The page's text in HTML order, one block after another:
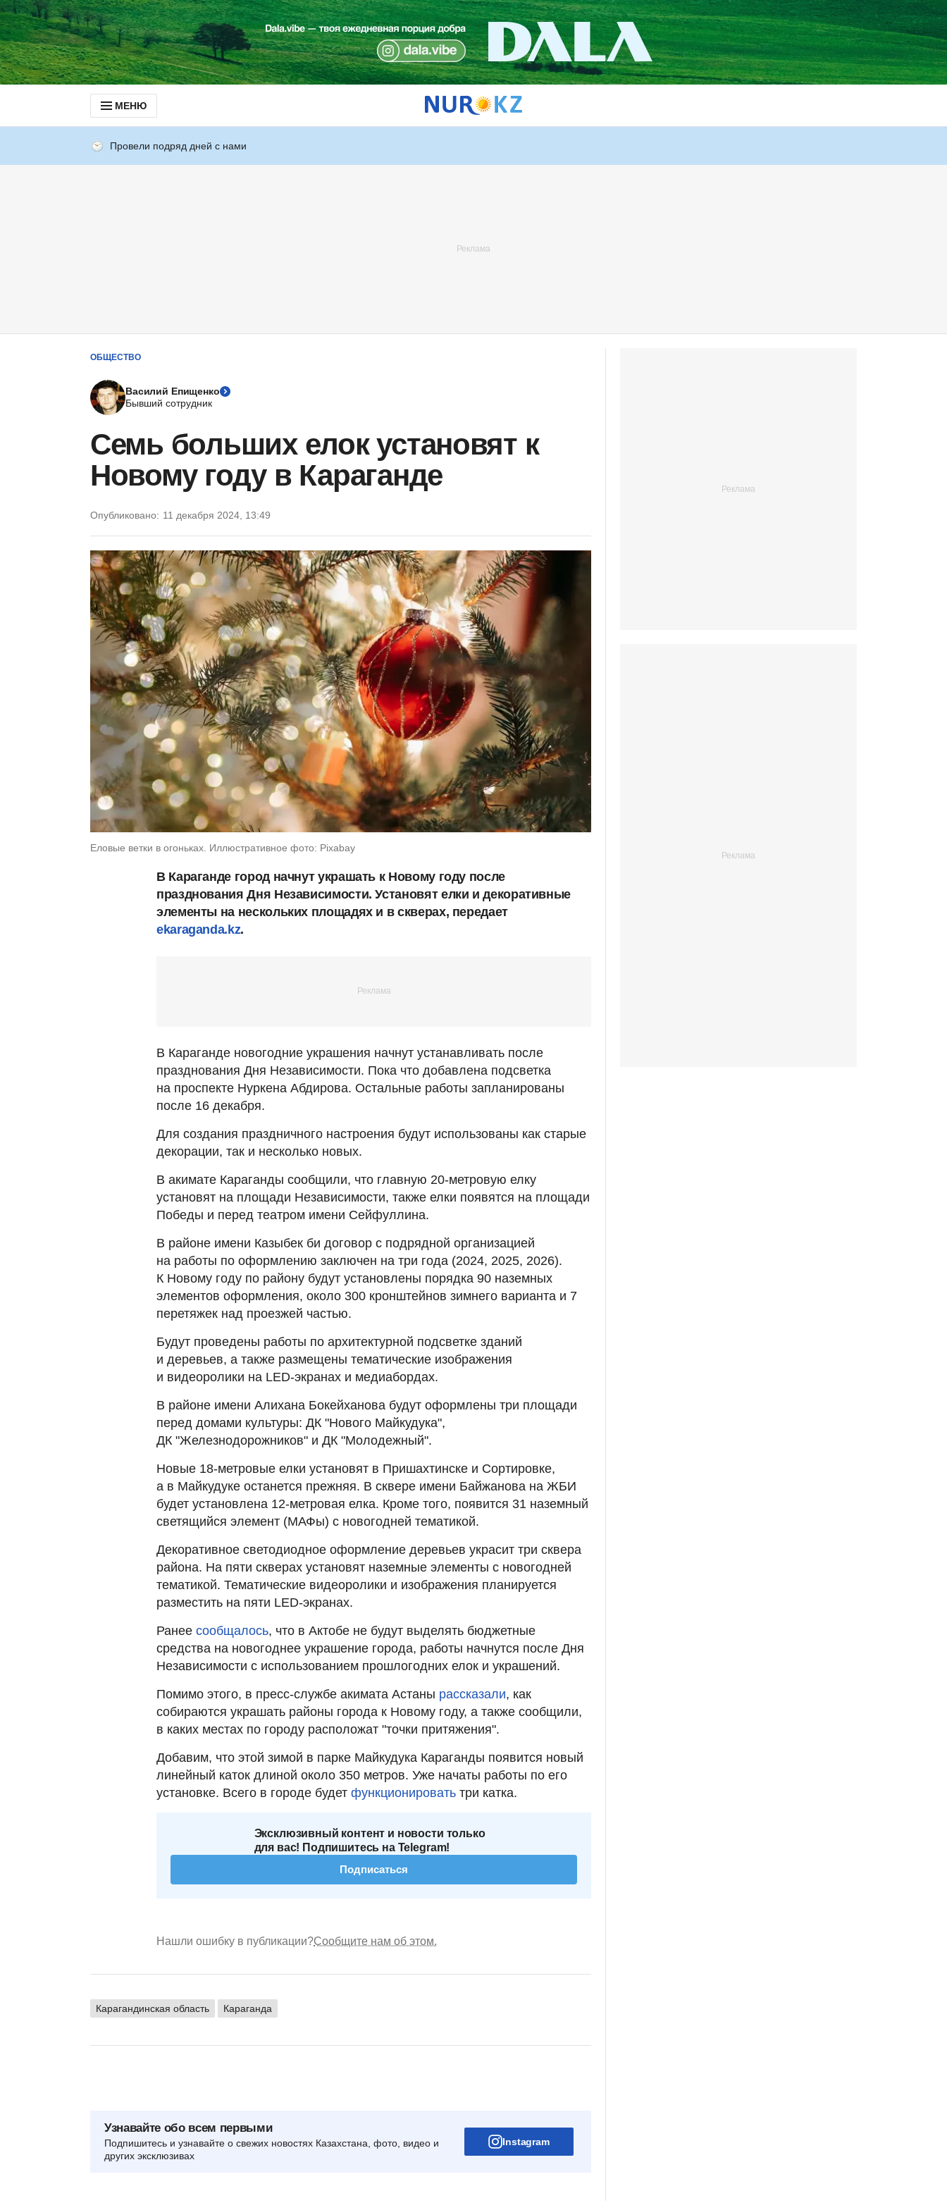
МЕНЮ
Провели подряд дней с нами
ОБЩЕСТВО
Василий Епищенко
Бывший сотрудник
Семь больших елок установят к
Новому году в Караганде
Опубликовано: 11 декабря 2024, 13:49
Еловые ветки в огоньках. Иллюстративное фото: Pixabay
В Караганде город начнут украшать к Новому году после
празднования Дня Независимости. Установят елки и декоративные
элементы на нескольких площадях и в скверах, передает
ekaraganda.kz.
В Караганде новогодние украшения начнут устанавливать после
празднования Дня Независимости. Пока что добавлена подсветка
на проспекте Нуркена Абдирова. Остальные работы запланированы
после 16 декабря.
Для создания праздничного настроения будут использованы как старые
декорации, так и несколько новых.
В акимате Караганды сообщили, что главную 20-метровую елку
установят на площади Независимости, также елки появятся на площади
Победы и перед театром имени Сейфуллина.
В районе имени Казыбек би договор с подрядной организацией
на работы по оформлению заключен на три года (2024, 2025, 2026).
К Новому году по району будут установлены порядка 90 наземных
элементов оформления, около 300 кронштейнов зимнего варианта и 7
перетяжек над проезжей частью.
Будут проведены работы по архитектурной подсветке зданий
и деревьев, а также размещены тематические изображения
и видеоролики на LED-экранах и медиабордах.
В районе имени Алихана Бокейханова будут оформлены три площади
перед домами культуры: ДК "Нового Майкудука",
ДК "Железнодорожников" и ДК "Молодежный".
Новые 18-метровые елки установят в Пришахтинске и Сортировке,
а в Майкудуке останется прежняя. В сквере имени Байжанова на ЖБИ
будет установлена 12-метровая елка. Кроме того, появится 31 наземный
светящийся элемент (МАФы) с новогодней тематикой.
Декоративное светодиодное оформление деревьев украсит три сквера
района. На пяти скверах установят наземные элементы с новогодней
тематикой. Тематические видеоролики и изображения планируется
разместить на пяти LED-экранах.
Ранее сообщалось, что в Актобе не будут выделять бюджетные
средства на новогоднее украшение города, работы начнутся после Дня
Независимости с использованием прошлогодних елок и украшений.
Помимо этого, в пресс-службе акимата Астаны рассказали, как
собираются украшать районы города к Новому году, а также сообщили,
в каких местах по городу расположат "точки притяжения".
Добавим, что этой зимой в парке Майкудука Караганды появится новый
линейный каток длиной около 350 метров. Уже начаты работы по его
установке. Всего в городе будет функционировать три катка.
Эксклюзивный контент и новости только
для вас! Подпишитесь на Telegram!
Подписаться
Нашли ошибку в публикации?Сообщите нам об этом.
Карагандинская область Караганда
Узнавайте обо всем первыми
Подпишитесь и узнавайте о свежих новостях Казахстана, фото, видео и
других эксклюзивах
Instagram